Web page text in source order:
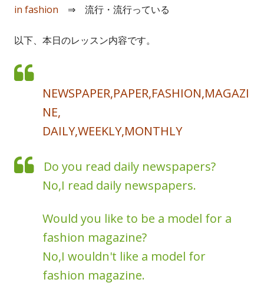
in fashion ⇒ 流行・流行っている
以下、本日のレッスン内容です。
NEWSPAPER,PAPER,FASHION,MAGAZI
NE,
DAILY,WEEKLY,MONTHLY
Do you read daily newspapers?
No,I read daily newspapers.
Would you like to be a model for a
fashion magazine?
No,I wouldn't like a model for
fashion magazine.